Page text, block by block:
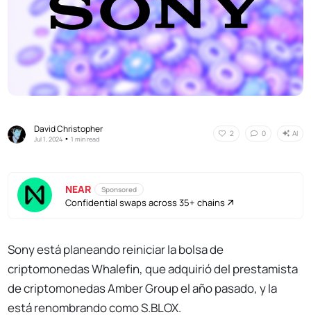
David Christopher
Jul 1, 2024 •1 min read
2 0 AI
NEAR Sponsored
Confidential swaps across 35+ chains
Sony está planeando reiniciar la bolsa de
criptomonedas Whalefin, que adquirió del prestamista
de criptomonedas Amber Group el año pasado, y la
está renombrando como S.BLOX.